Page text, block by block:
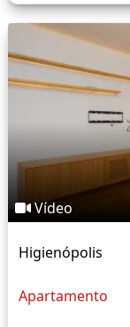
Vídeo
Higienópolis
Apartamento